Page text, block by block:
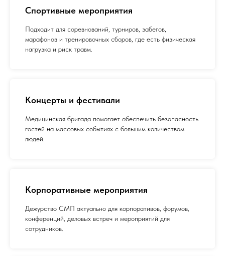
Спортивные мероприятия
Подходит для соревнований, турниров, забегов,
марафонов и тренировочных сборов, где есть физическая
нагрузка и риск травм.
Концерты и фестивали
Медицинская бригада помогает обеспечить безопасность
гостей на массовых событиях с большим количеством
людей.
Корпоративные мероприятия
Дежурство СМП актуально для корпоративов, форумов,
конференций, деловых встреч и мероприятий для
сотрудников.